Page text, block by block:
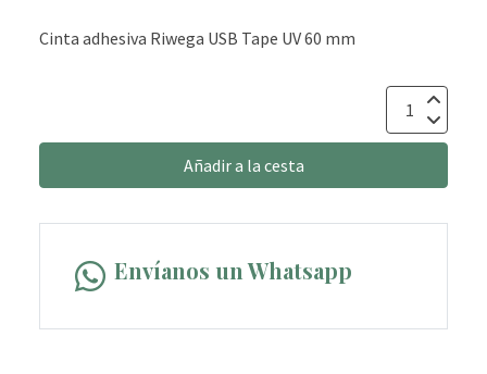
Cinta adhesiva Riwega USB Tape UV 60 mm
Añadir a la cesta
Envíanos un Whatsapp